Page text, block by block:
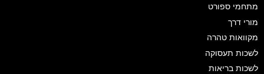
מתחמי ספורט
מורי דרך
מקוואות טהרה
לשכות תעסוקה
לשכות בריאות